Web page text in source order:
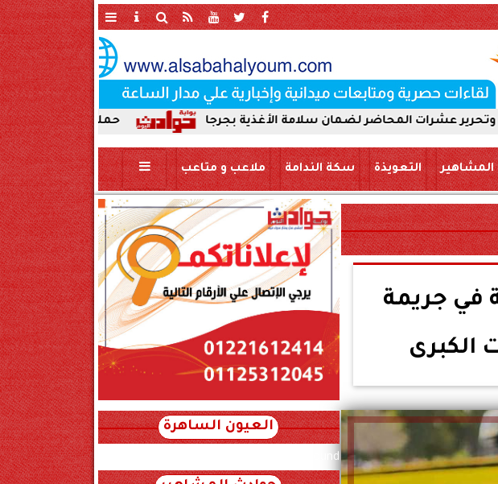
حملة صباحية مكبرة لإزالة لضمان سلامة الأغذية بجرجا
المشاهير التعويذة سكة الندامة ملاعب و متاعب
في جريمة
العيون الساهرة
xml_json/rss/~12.xml x0n not found